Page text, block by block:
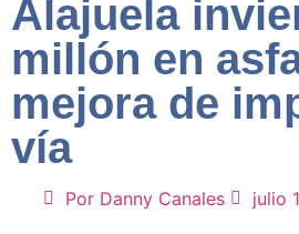
Alajuela
millón en
mejora de
vía
Por Danny Canales julio